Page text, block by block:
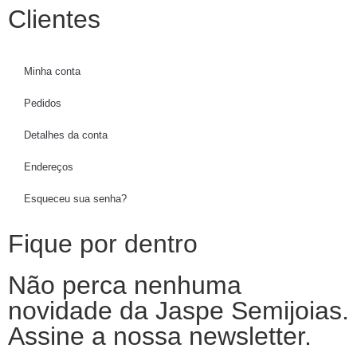
Clientes
Minha conta
Pedidos
Detalhes da conta
Endereços
Esqueceu sua senha?
Fique por dentro
Não perca nenhuma
novidade da Jaspe Semijoias.
Assine a nossa newsletter.